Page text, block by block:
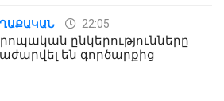
22:05
ընկերությունները
են գործարքից